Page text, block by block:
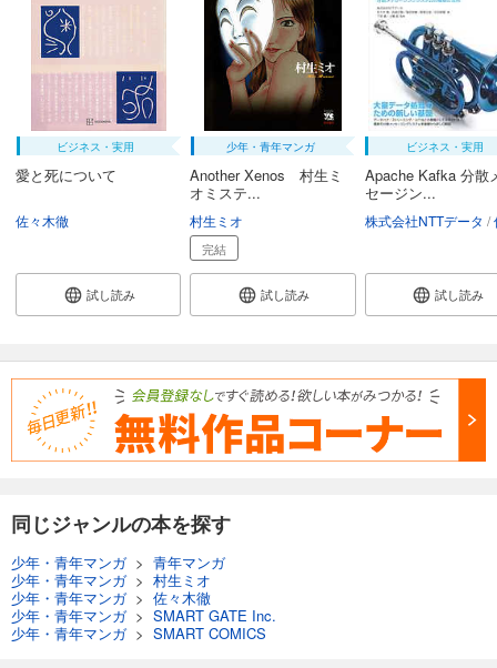
ビジネス・実用
愛と死について
佐々木徹
試し読み
少年・青年マンガ
Another Xenos 村生ミ
オミステ...
村生ミオ
完結
試し読み
ビジネス・実用
Apache Kafka 分散
セージン...
株式会社NTTデータ
試し読み
同じジャンルの本を探す
少年・青年マンガ> 青年マンガ
少年・青年マンガ> 村生ミオ
少年・青年マンガ> 佐々木徹
少年・青年マンガ> SMART GATE Inc.
少年・青年マンガ> SMART COMICS